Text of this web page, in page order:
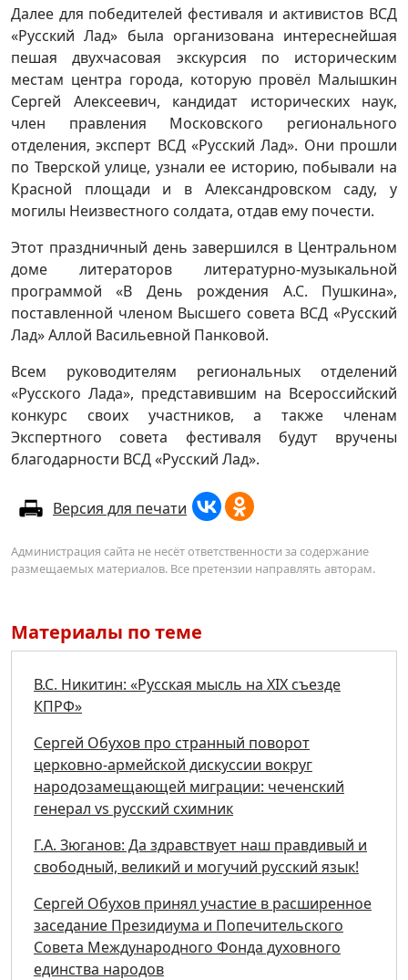
Далее для победителей фестиваля и активистов ВСД
«Русский Лад» была организована интереснейшая
пешая двухчасовая экскурсия по историческим
местам центра города, которую провёл Малышкин
Сергей Алексеевич, кандидат исторических наук,
член правления Московского регионального
отделения, эксперт ВСД «Русский Лад». Они прошли
по Тверской улице, узнали ее историю, побывали на
Красной площади и в Александровском саду, у
могилы Неизвестного солдата, отдав ему почести.
Этот праздничный день завершился в Центральном
доме литераторов литературно-музыкальной
программой «В День рождения А.С. Пушкина»,
поставленной членом Высшего совета ВСД «Русский
Лад» Аллой Васильевной Панковой.
Всем руководителям региональных отделений
«Русского Лада», представившим на Всероссийский
конкурс своих участников, а также членам
Экспертного совета фестиваля будут вручены
благодарности ВСД «Русский Лад».
Версия для печати
Администрация сайта не несёт ответственности за содержание
размещаемых материалов. Все претензии направлять авторам.
Материалы по теме
В.С. Никитин: «Русская мысль на XIX съезде
КПРФ»
Сергей Обухов про странный поворот
церковно-армейской дискуссии вокруг
народозамещающей миграции: чеченский
генерал vs русский схимник
Г.А. Зюганов: Да здравствует наш правдивый и
свободный, великий и могучий русский язык!
Сергей Обухов принял участие в расширенное
заседание Президиума и Попечительского
Совета Международного Фонда духовного
единства народов